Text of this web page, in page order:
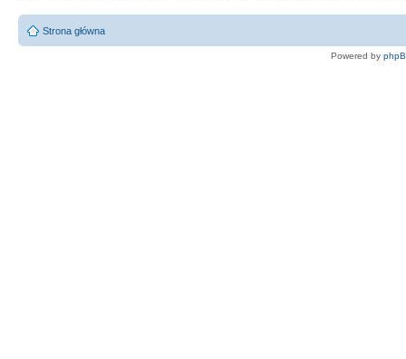
Strona główna
Powered by